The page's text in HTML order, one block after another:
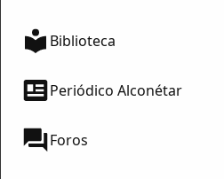
Biblioteca
Periódico Alconétar
Foros